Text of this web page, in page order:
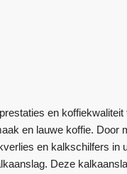
en
en lauwe koffie. Door
en kalkschilfers in
Deze